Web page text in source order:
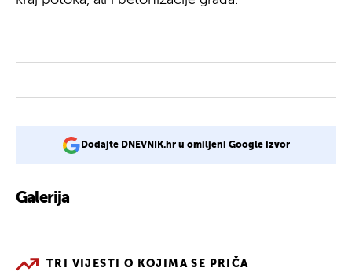
Dodajte DNEVNIK.hr u omiljeni Google izvor
Galerija
TRI VIJESTI O KOJIMA SE PRIČA